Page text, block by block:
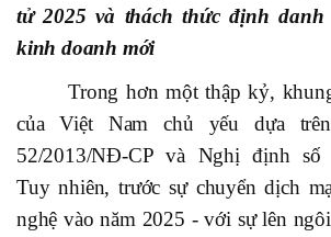
tử 2025 và thách thức định
kinh doanh mới
Trong hơn một thập kỷ,
của Việt Nam chủ yếu dựa
52/2013/NĐ-CP và Nghị định số
Tuy nhiên, trước sự chuyển dịch
nghệ vào năm 2025 - với sự lên